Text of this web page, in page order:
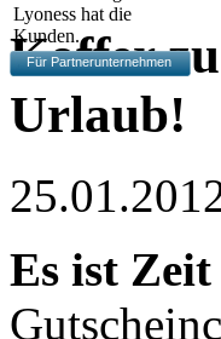
Lyoness hat die
Kunden.
Für Partnerunternehmen
Koffer
Urlaub!
Es ist